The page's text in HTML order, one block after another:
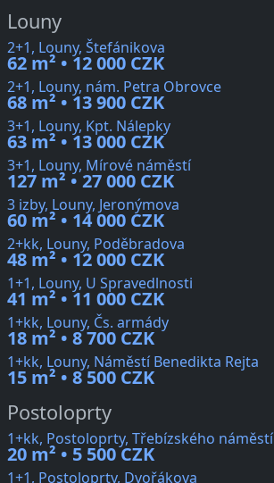
Louny
2+1, Louny, Štefánikova
62 m² • 12 000 CZK
2+1, Louny, nám. Petra Obrovce
68 m² • 13 900 CZK
3+1, Louny, Kpt. Nálepky
63 m² • 13 000 CZK
3+1, Louny, Mírové náměstí
127 m² • 27 000 CZK
3 izby, Louny, Jeronýmova
60 m² • 14 000 CZK
2+kk, Louny, Poděbradova
48 m² • 12 000 CZK
1+1, Louny, U Spravedlnosti
41 m² • 11 000 CZK
1+kk, Louny, Čs. armády
18 m² • 8 700 CZK
1+kk, Louny, Náměstí Benedikta Rejta
15 m² • 8 500 CZK
Postoloprty
1+kk, Postoloprty, Třebízského náměstí
20 m² • 5 500 CZK
1+1, Postoloprty, Dvořákova